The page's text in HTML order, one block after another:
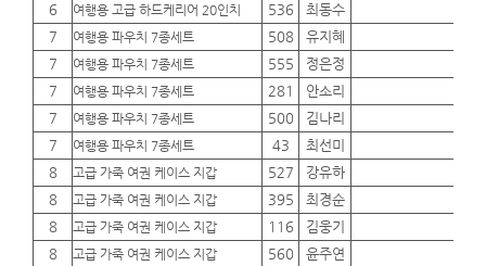
6
여행용 고급 하드케리어 20인치 536 최동수
7
여행용 파우치 7종세트 508 유지혜
7
여행용 파우치 7종세트 555 정은정
7
여행용 파우치 7종세트 281 안소리
7
여행용 파우치 7종세트 500 김나리
7
여행용 파우치 7종세트 43 최선미
8
고급 가죽 여권 케이스 지갑 527 강유하
8
고급 가죽 여권 케이스 지갑 395 최경순
8
고급 가죽 여권 케이스 지갑 116 김웅기
8
고급 가죽 여권 케이스 지갑 560 윤주연